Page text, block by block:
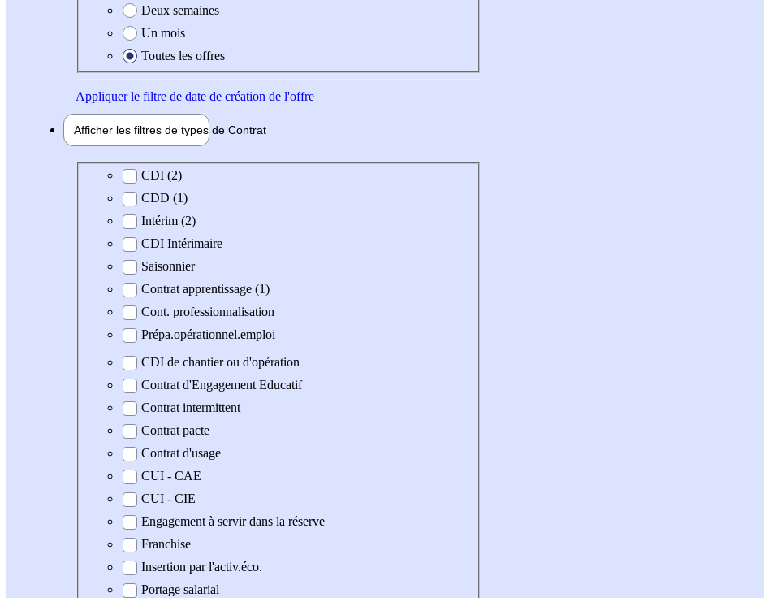
Deux semaines
Un mois
Toutes les offres
Appliquerle filtre de date de création de l'offre
Afficher les filtres de types de Contrat
Type de contrat
CDI (2)
CDD (1)
Intérim (2)
CDI Intérimaire
Saisonnier
Contrat apprentissage (1)
Cont. professionnalisation
Prépa.opérationnel.emploi
CDI de chantier ou d'opération
Contrat d'Engagement Educatif
Contrat intermittent
Contrat pacte
Contrat d'usage
CUI - CAE
CUI - CIE
Engagement à servir dans la réserve
Franchise
Insertion par l'activ.éco.
Portage salarial